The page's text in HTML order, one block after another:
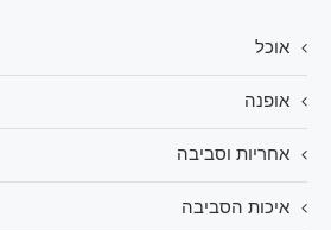
אוכל
אופנה
אחריות וסביבה
איכות הסביבה